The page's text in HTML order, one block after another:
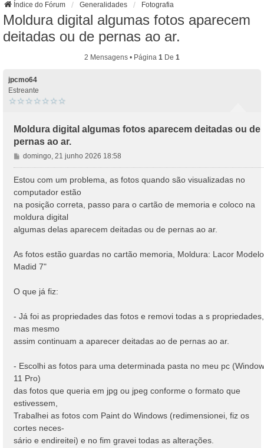
Índice do Fórum Generalidades Fotografia
Moldura digital algumas fotos aparecem
deitadas ou de pernas ao ar.
2 Mensagens • Página 1 De 1
jpcmo64
Estreante
Moldura digital algumas fotos aparecem deitadas ou de
pernas ao ar.
M
e
n
a
g
e
m
domingo, 21 junho 2026 18:58
Estou com um problema, as fotos quando são visualizadas no
computador estão
na posição correta, passo para o cartão de memoria e coloco na
moldura digital
algumas delas aparecem deitadas ou de pernas ao ar.
As fotos estão guardas no cartão memoria, Moldura: Lacor
Madid 7"
O que já fiz:
- Já foi as propriedades das fotos e removi todas a s propriedades,
mas mesmo
assim continuam a aparecer deitadas ao de pernas ao ar.
- Escolhi as fotos para uma determinada pasta no meu pc
11 Pro)
das fotos que queria em jpg ou jpeg conforme o formato que
estivessem,
Trabalhei as fotos com Paint do Windows (redimensionei, fiz os
cortes neces-
sário e endireitei) e no fim gravei todas as alterações.